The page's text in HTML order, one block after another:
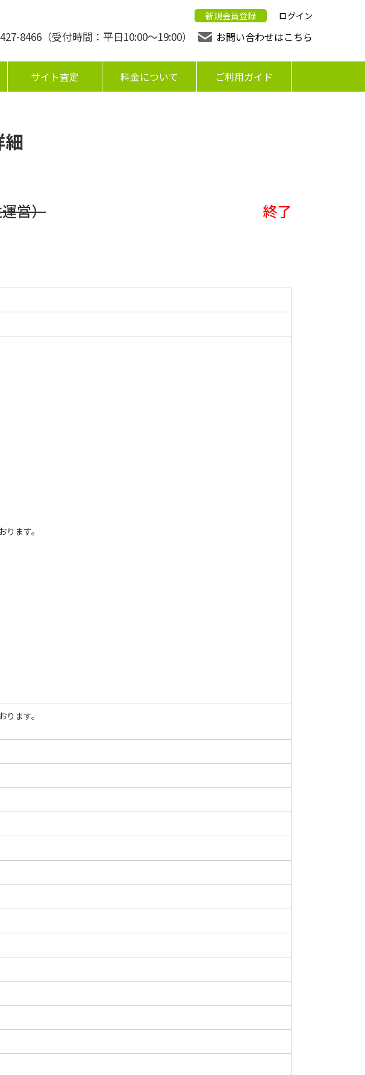
新規会員登録 ログイン
8466 （受付時間：平日10:00〜19:00） お問い合わせはこちら
サイト査定 料金について ご利用ガイド
営） 終了
ます。
ます。